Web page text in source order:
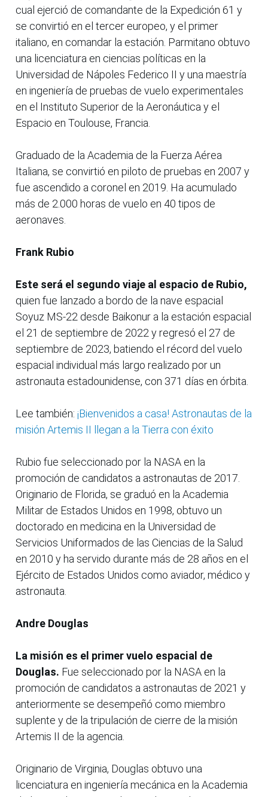
cual ejerció de comandante de la Expedición 61 y
se convirtió en el tercer europeo, y el primer
italiano, en comandar la estación. Parmitano obtuvo
una licenciatura en ciencias políticas en la
Universidad de Nápoles Federico II y una maestría
en ingeniería de pruebas de vuelo experimentales
en el Instituto Superior de la Aeronáutica y el
Espacio en Toulouse, Francia.
Graduado de la Academia de la Fuerza Aérea
Italiana, se convirtió en piloto de pruebas en 2007 y
fue ascendido a coronel en 2019. Ha acumulado
más de 2.000 horas de vuelo en 40 tipos de
aeronaves.
Frank Rubio
Este será el segundo viaje al espacio de Rubio,
quien fue lanzado a bordo de la nave espacial
Soyuz MS-22 desde Baikonur a la estación espacial
el 21 de septiembre de 2022 y regresó el 27 de
septiembre de 2023, batiendo el récord del vuelo
espacial individual más largo realizado por un
astronauta estadounidense, con 371 días en órbita.
Lee también: ¡Bienvenidos a casa! Astronautas de la
misión Artemis II llegan a la Tierra con éxito
Rubio fue seleccionado por la NASA en la
promoción de candidatos a astronautas de 2017.
Originario de Florida, se graduó en la Academia
Militar de Estados Unidos en 1998, obtuvo un
doctorado en medicina en la Universidad de
Servicios Uniformados de las Ciencias de la Salud
en 2010 y ha servido durante más de 28 años en el
Ejército de Estados Unidos como aviador, médico y
astronauta.
Andre Douglas
La misión es el primer vuelo espacial de
Douglas. Fue seleccionado por la NASA en la
promoción de candidatos a astronautas de 2021 y
anteriormente se desempeñó como miembro
suplente y de la tripulación de cierre de la misión
Artemis II de la agencia.
Originario de Virginia, Douglas obtuvo una
licenciatura en ingeniería mecánica en la Academia